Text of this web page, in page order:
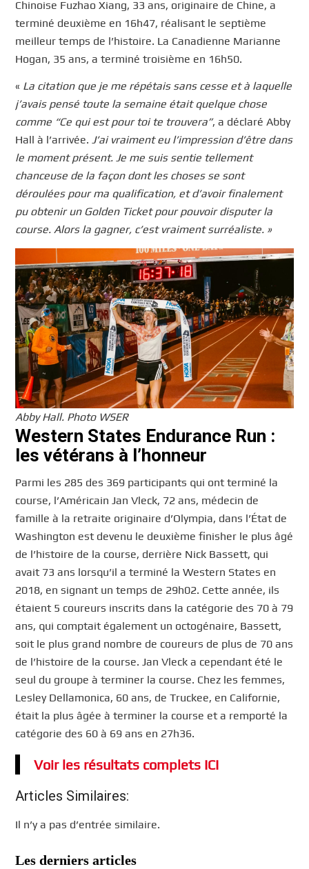
Chinoise Fuzhao Xiang, 33 ans, originaire de Chine, a
terminé deuxième en 16h47, réalisant le septième
meilleur temps de l’histoire. La Canadienne Marianne
Hogan, 35 ans, a terminé troisième en 16h50.
« La citation que je me répétais sans cesse et à laquelle
j’avais pensé toute la semaine était quelque chose
comme “Ce qui est pour toi te trouvera”, a déclaré Abby
Hall à l’arrivée.J’ai vraiment eu l’impression d’être dans
le moment présent. Je me suis sentie tellement
chanceuse de la façon dont les choses se sont
déroulées pour ma qualification, et d’avoir finalement
pu obtenir un Golden Ticket pour pouvoir disputer la
course. Alors la gagner, c’est vraiment surréaliste. »
Abby Hall. Photo WSER
Western States Endurance Run :
les vétérans à l’honneur
Parmi les 285 des 369 participants qui ont terminé la
course, l’Américain Jan Vleck, 72 ans, médecin de
famille à la retraite originaire d’Olympia, dans l’État de
Washington est devenu le deuxième finisher le plus âgé
de l’histoire de la course, derrière Nick Bassett, qui
avait 73 ans lorsqu’il a terminé la Western States en
2018, en signant un temps de 29h02. Cette année, ils
étaient 5 coureurs inscrits dans la catégorie des 70 à 79
ans, qui comptait également un octogénaire, Bassett,
soit le plus grand nombre de coureurs de plus de 70 ans
de l’histoire de la course. Jan Vleck a cependant été le
seul du groupe à terminer la course. Chez les femmes,
Lesley Dellamonica, 60 ans, de Truckee, en Californie,
était la plus âgée à terminer la course et a remporté la
catégorie des 60 à 69 ans en 27h36.
Voir les résultats complets ICI
Articles Similaires:
Il n’y a pas d’entrée similaire.
Les derniers articles